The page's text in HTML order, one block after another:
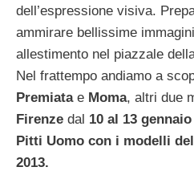
dell’espressione visiva.
ammirare bellissime
allestimento nel piazzale
Nel frattempo andiamo a
Premiatae Moma, altri due
Firenze dal 10 al 13
Pitti Uomo con i modelli
2013.